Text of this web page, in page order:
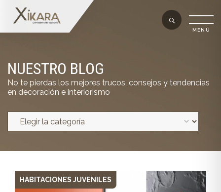
NUESTRO BLOG
No te pierdas los mejores trucos, consejos y tendencias
en decoración e interiorismo
HABITACIONES JUVENILES